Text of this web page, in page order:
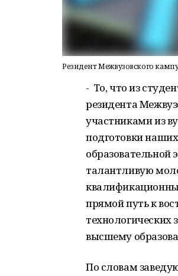
Резидент Межвузовского
- То, что из
резидента
участниками из
подготовки
образовательной
талантливую
прямой путь к
технологических
высшему
По словам